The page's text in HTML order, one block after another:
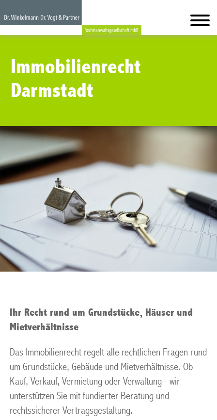
Immobilienrecht
Darmstadt
Ihr Recht rund um Grundstücke, Häuser und
Mietverhältnisse
Das Immobilienrecht regelt alle rechtlichen Fragen rund
um Grundstücke, Gebäude und Mietverhältnisse. Ob
Kauf, Verkauf, Vermietung oder Verwaltung - wir
unterstützen Sie mit fundierter Beratung und
rechtssicherer Vertragsgestaltung.